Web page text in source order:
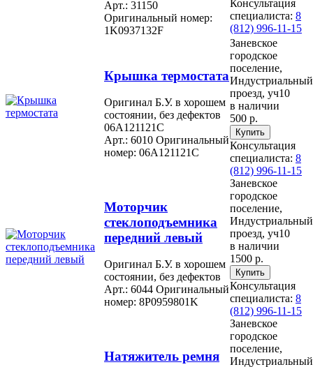
Арт.: 31150
Оригинальный номер:
1K0937132F
Консультация
специалиста: 8
(812) 996-11-15
Крышка термостата
Оригинал Б.У. в хорошем
состоянии, без дефектов
06A121121C
Арт.: 6010 Оригинальный
номер: 06A121121C
Заневское
городское
поселение,
Индустриальный
проезд, уч10
в наличии
500 р.
Консультация
специалиста: 8
(812) 996-11-15
Моторчик
стеклоподъемника
передний левый
Оригинал Б.У. в хорошем
состоянии, без дефектов
Арт.: 6044 Оригинальный
номер: 8P0959801K
Заневское
городское
поселение,
Индустриальный
проезд, уч10
в наличии
1500 р.
Консультация
специалиста: 8
(812) 996-11-15
Натяжитель ремня
Заневское
городское
поселение,
Индустриальный